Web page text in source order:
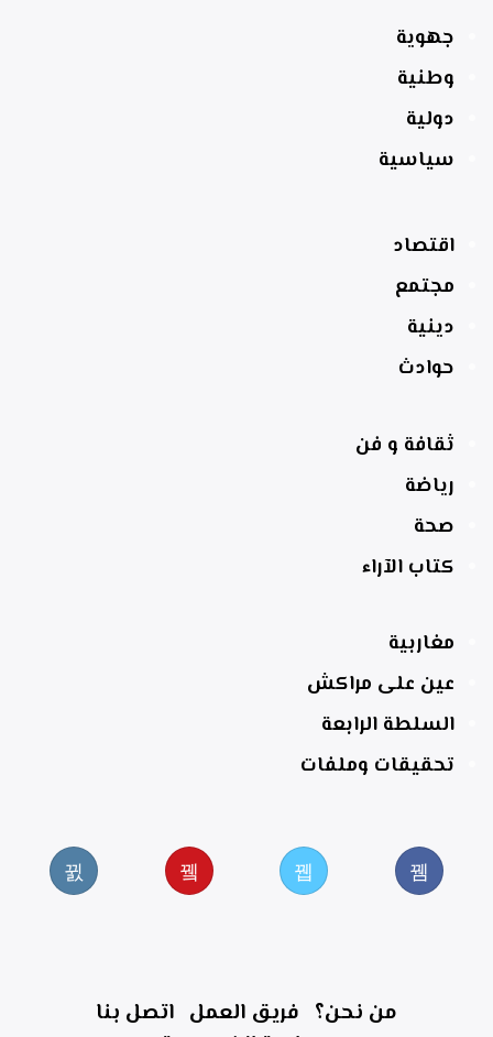
جهوية
وطنية
دولية
سياسية
اقتصاد
مجتمع
دينية
حوادث
ثقافة و فن
رياضة
صحة
كتاب الآراء
مغاربية
عين على مراكش
السلطة الرابعة
تحقيقات وملفات
من نحن؟ فريق العمل اتصل بنا